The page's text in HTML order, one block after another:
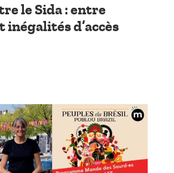
le Sida : entre
inégalités d’accès